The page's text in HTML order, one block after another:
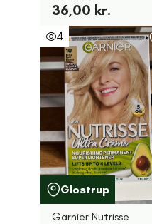
36,00 kr.
4
Glostrup
Garnier Nutrisse